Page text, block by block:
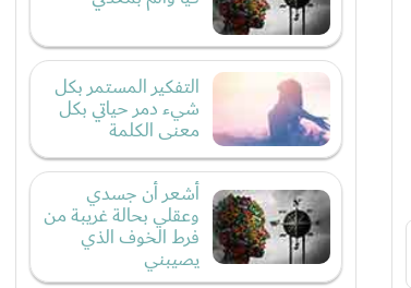
التفكير المستمر بكل
شيء دمر حياتي بكل
معنى الكلمة
أشعر أن جسدي
وعقلي بحالة غريبة من
فرط الخوف الذي
يصيبني